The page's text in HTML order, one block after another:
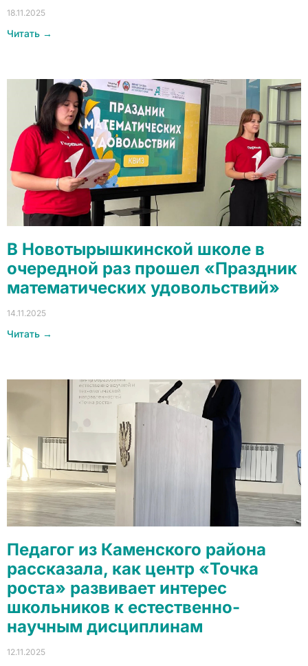
18.11.2025
Читать →
В Новотырышкинской школе в
очередной раз прошел «Праздник
математических удовольствий»
14.11.2025
Читать →
Педагог из Каменского района
рассказала, как центр «Точка
роста» развивает интерес
школьников к естественно-
научным дисциплинам
12.11.2025